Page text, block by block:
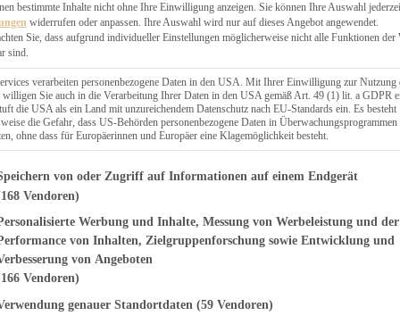
bestimmte Inhalte nicht ohne Ihre Einwilligung anzeigen. Sie können Ihre Auswahl
widerrufen oder anpassen. Ihre Auswahl wird nur auf dieses Angebot angewendet.
Sie, dass aufgrund individueller Einstellungen möglicherweise nicht alle Funktionen der
sind.
verarbeiten personenbezogene Daten in den USA. Mit Ihrer Einwilligung zur Nutzung
willigen Sie auch in die Verarbeitung Ihrer Daten in den USA gemäß Art. 49 (1) lit. a GDPR
die USA als ein Land mit unzureichendem Datenschutz nach EU-Standards ein. Es besteht
die Gefahr, dass US-Behörden personenbezogene Daten in Überwachungsprogrammen
ohne dass für Europäerinnen und Europäer eine Klagemöglichkeit besteht.
finden Sie eine Liste der Zwecke des IAB Transparency and
von oder Zugriff auf Informationen auf einem Endgerät
Vendoren)
Werbung und Inhalte, Messung von Werbeleistung und der
von Inhalten, Zielgruppenforschung sowie Entwicklung und
von Angeboten
Vendoren)
genauer Standortdaten (59 Vendoren)